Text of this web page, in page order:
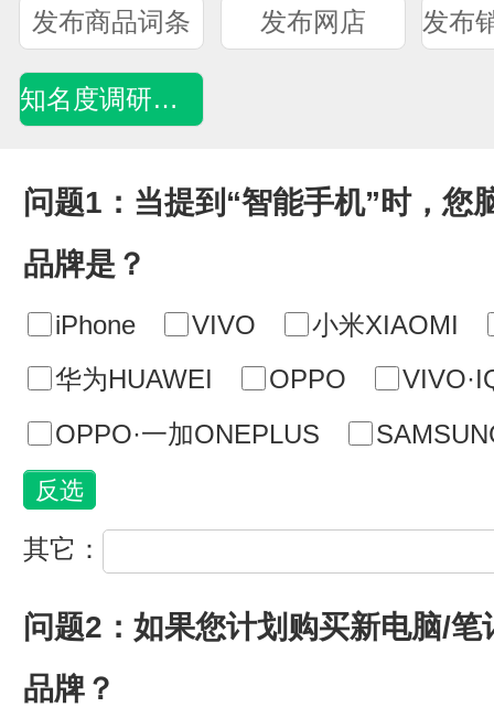
发布商品词条 发布网店
知名度调研问卷
问题1：当提到“智能手机”时，您
品牌是？
iPhone VIVO
小米XIAOMI
华为HUAWEI
OPPO
OPPO·一加ONEPLUS
其它：
问题2：如果您计划购买新电脑/
品牌？